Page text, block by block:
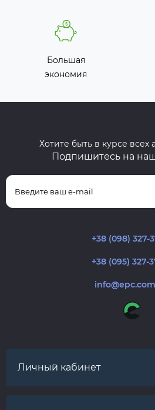
Большая
экономия
Хотите быть в курсе всех
Подпишитесь на
+38 (098) 327-
+38 (095) 327-
Личный кабинет